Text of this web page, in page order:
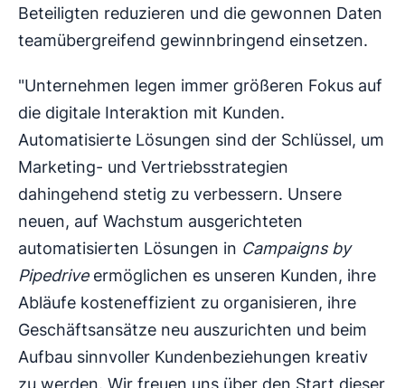
Beteiligten reduzieren und die gewonnen Daten
teamübergreifend gewinnbringend einsetzen.
"Unternehmen legen immer größeren Fokus auf
die digitale Interaktion mit Kunden.
Automatisierte Lösungen sind der Schlüssel, um
Marketing- und Vertriebsstrategien
dahingehend stetig zu verbessern. Unsere
neuen, auf Wachstum ausgerichteten
automatisierten Lösungen in Campaigns by
Pipedriveermöglichen es unseren Kunden, ihre
Abläufe kosteneffizient zu organisieren, ihre
Geschäftsansätze neu auszurichten und beim
Aufbau sinnvoller Kundenbeziehungen kreativ
zu werden. Wir freuen uns über den Start dieser